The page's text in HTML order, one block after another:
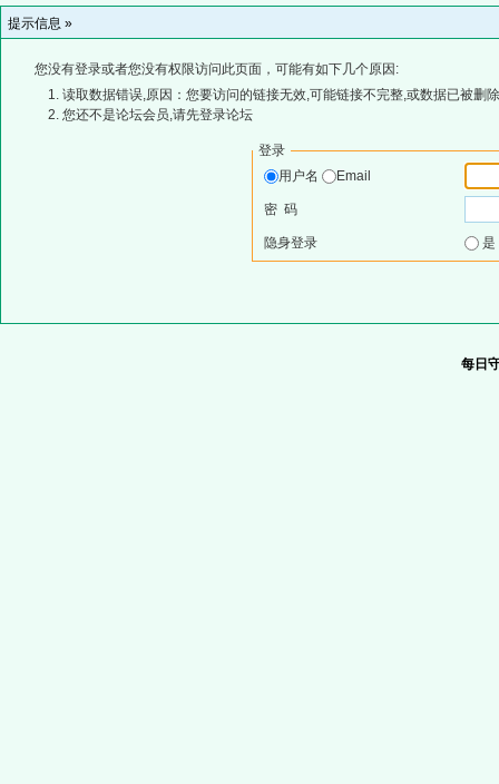
提示信息 »
您没有登录或者您没有权限访问此页面，可能有如下几个原因:
读取数据错误,原因：您要访问的链接无效,可能链接不完整,或数据已被删
您还不是论坛会员,请先登录论坛
登录
用户名
Email
密 码
隐身登录
每日